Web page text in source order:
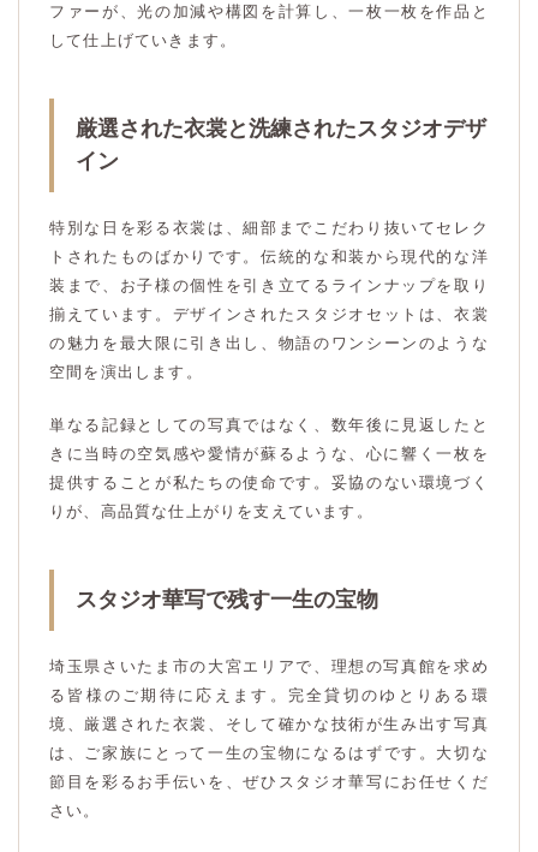
ファーが、光の加減や構図を計算し、一枚一枚を作品と
して仕上げていきます。
厳選された衣裳と洗練されたスタジオデザ
イン
特別な日を彩る衣裳は、細部までこだわり抜いてセレク
トされたものばかりです。伝統的な和装から現代的な洋
装まで、お子様の個性を引き立てるラインナップを取り
揃えています。デザインされたスタジオセットは、衣裳
の魅力を最大限に引き出し、物語のワンシーンのような
空間を演出します。
単なる記録としての写真ではなく、数年後に見返したと
きに当時の空気感や愛情が蘇るような、心に響く一枚を
提供することが私たちの使命です。妥協のない環境づく
りが、高品質な仕上がりを支えています。
スタジオ華写で残す一生の宝物
埼玉県さいたま市の大宮エリアで、理想の写真館を求め
る皆様のご期待に応えます。完全貸切のゆとりある環
境、厳選された衣裳、そして確かな技術が生み出す写真
は、ご家族にとって一生の宝物になるはずです。大切な
節目を彩るお手伝いを、ぜひスタジオ華写にお任せくだ
さい。